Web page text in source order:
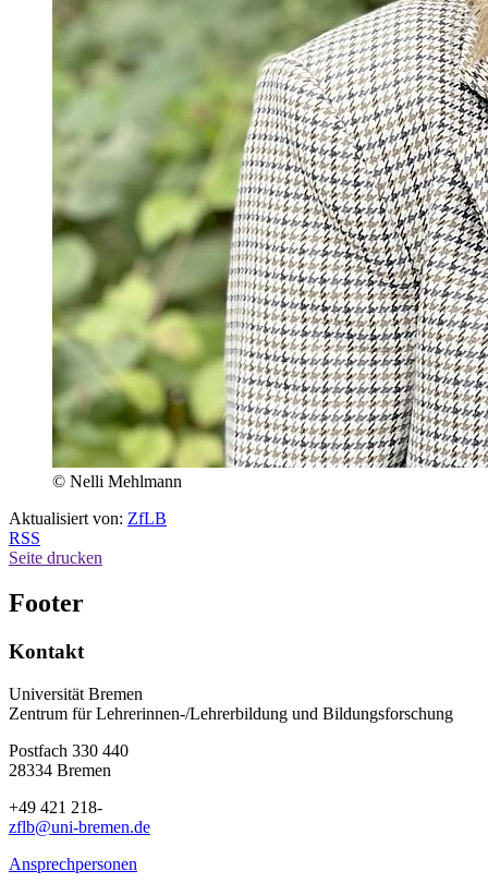
© Nelli Mehlmann
Aktualisiert von: ZfLB
RSS
Seite drucken
Footer
Kontakt
Universität Bremen
Zentrum für Lehrerinnen-/Lehrerbildung und Bildungsforschung
Postfach 330 440
28334 Bremen
+49 421 218-
zflb@uni-bremen.de
Ansprechpersonen